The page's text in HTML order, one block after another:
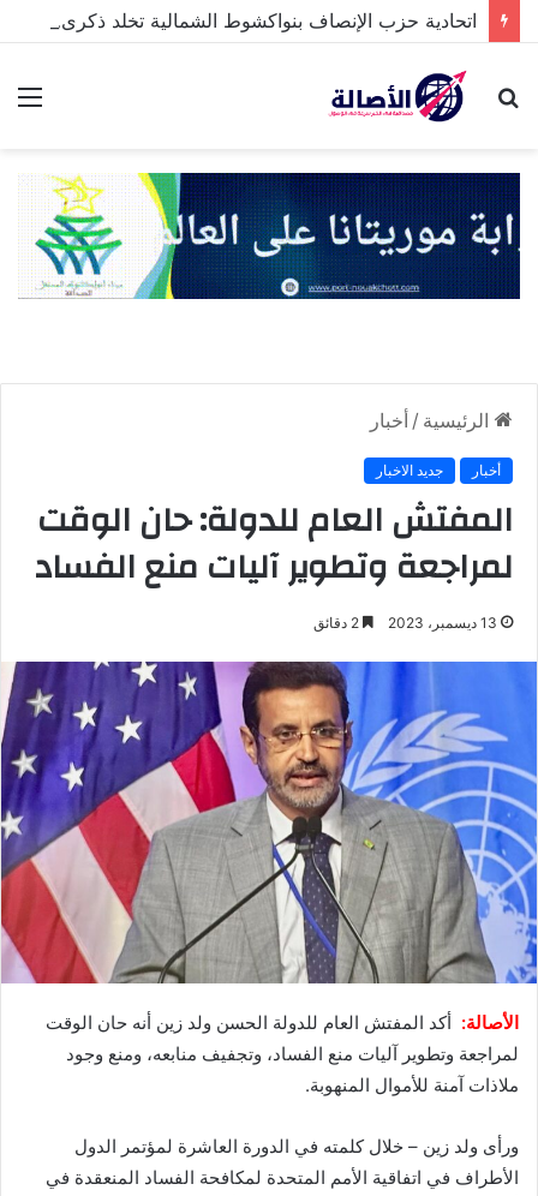
اتحادية حزب الإنصاف بنواكشوط الشمالية تخلد ذكرى تنصيب رئيس الجمهورية
بحث
الرئيسية / أخبار
أخبار جديد الاخبار
المفتش العام للدولة: حان الوقت
لمراجعة وتطوير آليات منع الفساد
13 ديسمبر، 2023
الأصالة: أكد المفتش العام للدولة الحسن ولد زين أنه حان الوقت
لمراجعة وتطوير آليات منع الفساد، وتجفيف منابعه، ومنع وجود
ملاذات آمنة للأموال المنهوبة.
ورأى ولد زين – خلال كلمته في الدورة العاشرة لمؤتمر الدول
الأطراف في اتفاقية الأمم المتحدة لمكافحة الفساد المنعقدة في